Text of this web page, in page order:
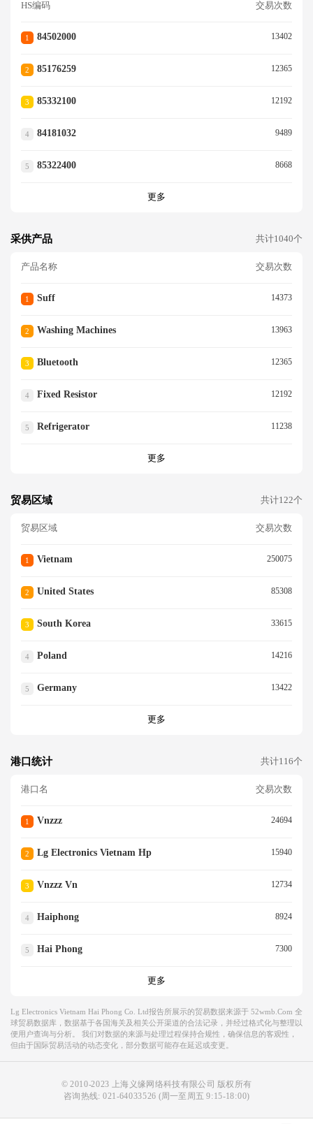
HS编码 交易次数
1 84502000 13402
2 85176259 12365
3 85332100 12192
4 84181032 9489
5 85322400 8668
更多
采供产品 共计1040个
产品名称 交易次数
1 Suff 14373
2 Washing Machines 13963
3 Bluetooth 12365
4 Fixed Resistor 12192
5 Refrigerator 11238
更多
贸易区域 共计122个
贸易区域 交易次数
1 Vietnam 250075
2 United States 85308
3 South Korea 33615
4 Poland 14216
5 Germany 13422
更多
港口统计 共计116个
港口名 交易次数
1 Vnzzz 24694
2 Lg Electronics Vietnam Hp 15940
3 Vnzzz Vn 12734
4 Haiphong 8924
5 Hai Phong 7300
更多
Lg Electronics Vietnam Hai Phong Co. Ltd报告所展示的贸易数据来源于 52wmb.com 全
球贸易数据库，数据基于各国海关及相关公开渠道的合法记录，并经过格式化与整理以
便用户查询与分析。 我们对数据的来源与处理过程保持合规性，确保信息的客观性，
但由于国际贸易活动的动态变化，部分数据可能存在延迟或变更。
© 2010-2023 上海义缘网络科技有限公司 版权所有
咨询热线:021-64033526 (周一至周五 9:15-18:00)